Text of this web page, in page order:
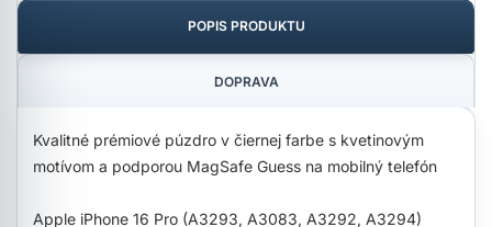
POPIS PRODUKTU
DOPRAVA
Kvalitné prémiové púzdro v čiernej farbe s kvetinovým
motívom a podporou MagSafe Guess na mobilný telefón
Apple iPhone 16 Pro (A3293, A3083, A3292, A3294)